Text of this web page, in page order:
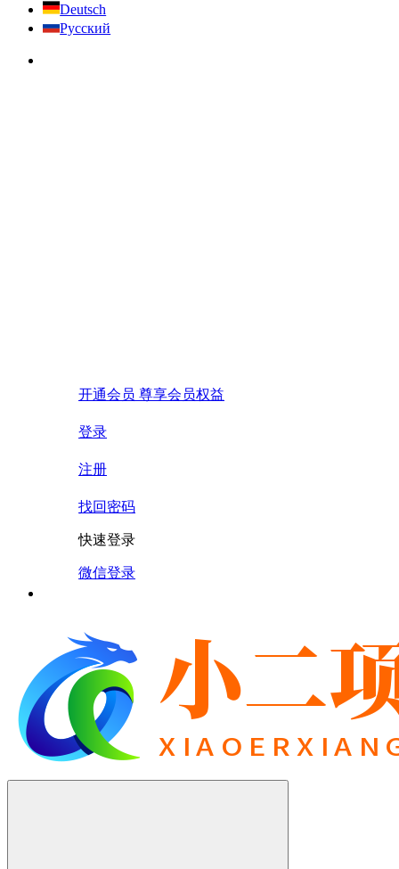
Deutsch
Русский
开通会员 尊享会员权益
登录
注册
找回密码
快速登录
微信登录